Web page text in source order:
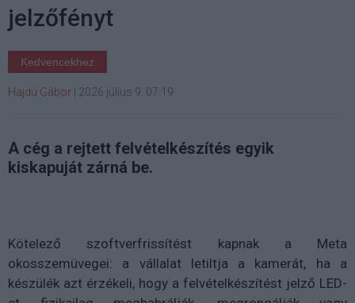
jelzőfényt
Kedvencekhez
Hajdú Gábor 2026 július 9. 07:19
A cég a rejtett felvételkészítés egyik
kiskapuját zárná be.
Kötelező szoftverfrissítést kapnak a Meta
okosszemüvegei: a vállalat letiltja a kamerát, ha a
készülék azt érzékeli, hogy a felvételkészítést jelző LED-